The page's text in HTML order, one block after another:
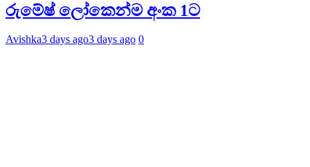
රුමේෂ් ලෝකෙන්ම අංක 1ට
Avishka3 days ago3 days ago 0